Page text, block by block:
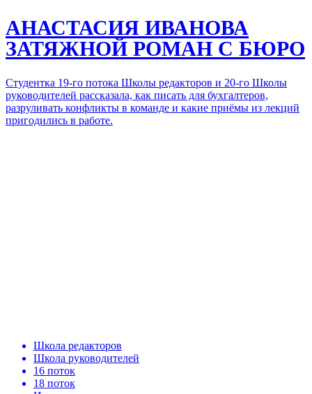
АНАСТАСИЯ ИВАНОВА
ЗАТЯЖНОЙ РОМАН С БЮРО
Студентка 19-го потока Школы редакторов и 20-го Школы
руководителей рассказала, как писать для бухгалтеров,
разруливать конфликты в команде и какие приёмы из лекций
пригодились в работе.
Школа редакторов
Школа руководителей
16 поток
18 поток